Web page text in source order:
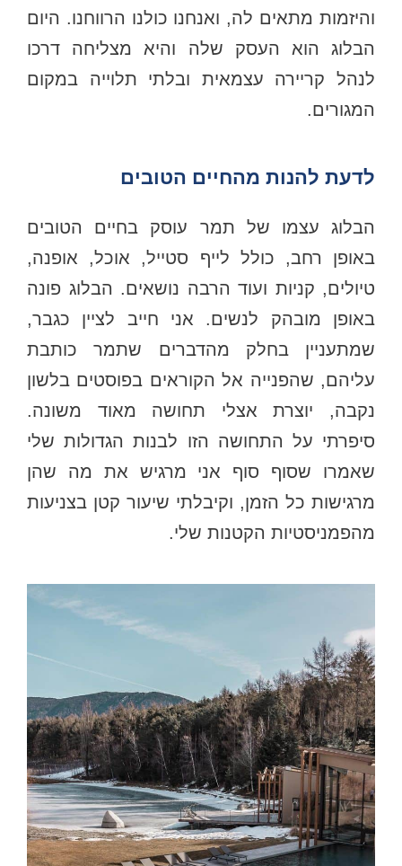
והיזמות מתאים לה, ואנחנו כולנו הרווחנו. היום
הבלוג הוא העסק שלה והיא מצליחה דרכו
לנהל קריירה עצמאית ובלתי תלוייה במקום
המגורים.
לדעת להנות מהחיים הטובים
הבלוג עצמו של תמר עוסק בחיים הטובים
באופן רחב, כולל לייף סטייל, אוכל, אופנה,
טיולים, קניות ועוד הרבה נושאים. הבלוג פונה
באופן מובהק לנשים. אני חייב לציין כגבר,
שמתעניין בחלק מהדברים שתמר כותבת
עליהם, שהפנייה אל הקוראים בפוסטים בלשון
נקבה, יוצרת אצלי תחושה מאוד משונה.
סיפרתי על התחושה הזו לבנות הגדולות שלי
שאמרו שסוף סוף אני מרגיש את מה שהן
מרגישות כל הזמן, וקיבלתי שיעור קטן בצניעות
מהפמניסטיות הקטנות שלי.